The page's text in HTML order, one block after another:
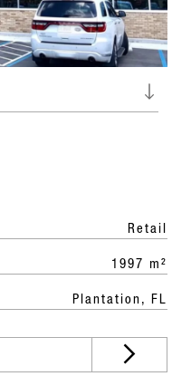
Retail
1997 m²
Plantation, FL